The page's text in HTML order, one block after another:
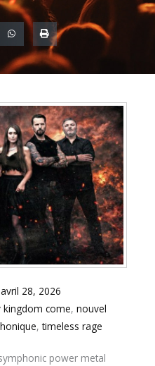
avril 28, 2026
kingdom come, nouvel
,timeless rage
power metal